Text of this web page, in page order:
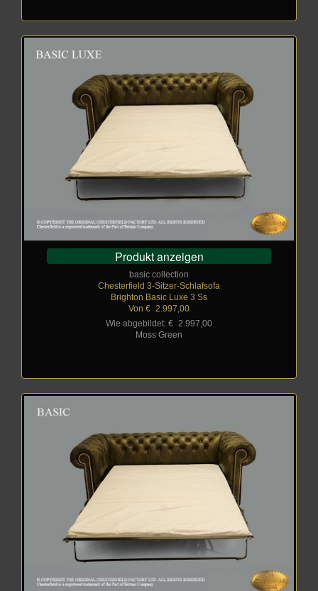
Produkt anzeigen
basic collection
Chesterfield 3-Sitzer-Schlafsofa
Brighton Basic Luxe 3 Ss
Von € 2.997,00
Wie abgebildet: €
2.997,00
Moss Green